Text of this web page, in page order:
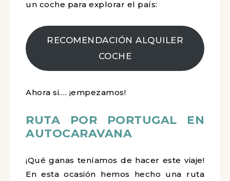
Pero antes de empezar, te dejamos
a Portugal sin vehículo y prefieres
alquilar un coche para explorar el país:
COCHE
Ahora si…. ¡empezamos!
RUTA POR PORTUGAL EN
AUTOCARAVANA